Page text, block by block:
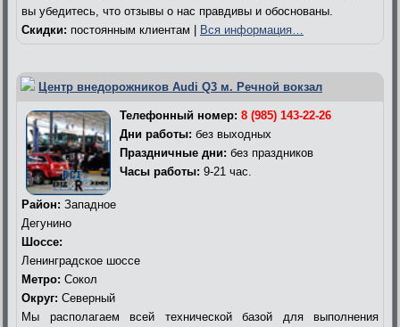
вы убедитесь, что отзывы о нас правдивы и обоснованы.
Скидки: постоянным клиентам | Вся информация…
Центр внедорожников Audi Q3 м. Речной вокзал
Телефонный номер: 8 (985) 143-22-26
Дни работы: без выходных
Праздничные дни: без праздников
Часы работы: 9-21 час.
Район: Западное
Дегунино
Шоссе:
Ленинградское шоссе
Метро: Сокол
Округ: Северный
Мы располагаем всей технической базой для выполнения